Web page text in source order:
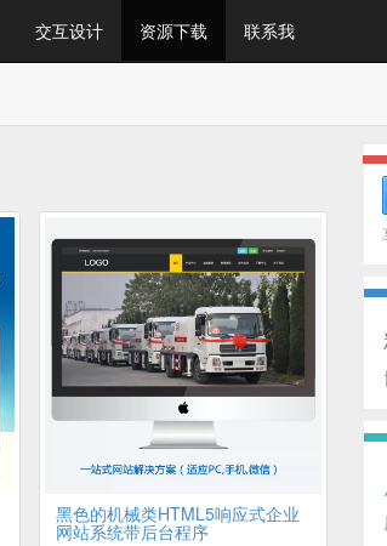
交互设计 资源下载 联系我
黑色的机械类HTML5响应式企业
网站系统带后台程序